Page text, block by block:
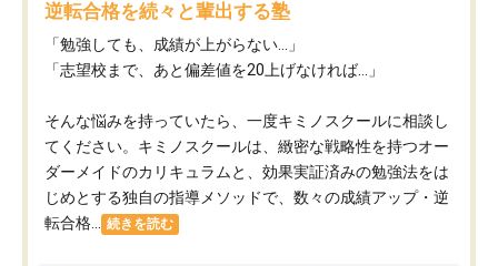
逆転合格を続々と輩出する塾
「勉強しても、成績が上がらない…」
「志望校まで、あと偏差値を20上げなければ…」
そんな悩みを持っていたら、一度キミノスクールに相談し
てください。キミノスクールは、緻密な戦略性を持つオー
ダーメイドのカリキュラムと、効果実証済みの勉強法をは
じめとする独自の指導メソッドで、数々の成績アップ・逆
転合格...
続きを読む